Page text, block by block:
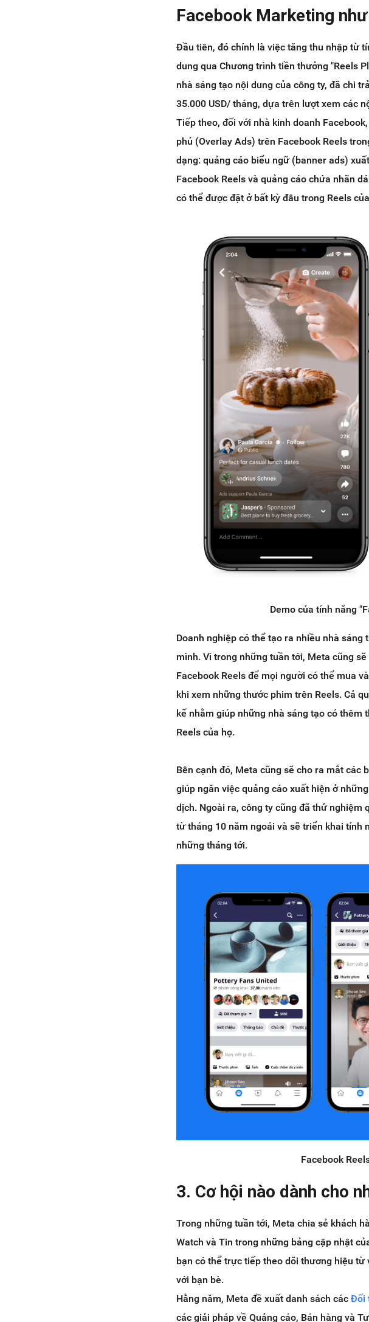
Facebook Marketing
Đầu tiên, đó chính là việc tăng thu nhập từ
dung qua Chương trình tiền thưởng "Reels
nhà sáng tạo nội dung của công ty, đã chi
35.000 USD/ tháng, dựa trên lượt xem các
Tiếp theo, đối với nhà kinh doanh
phủ (Overlay Ads) trên Facebook Reels
dạng: quảng cáo biểu ngữ (banner ads)
Facebook Reels và quảng cáo chứa nhãn
có thể được đặt ở bất kỳ đâu trong Reels
Demo của tính năng
Doanh nghiệp có thể tạo ra nhiều nhà
mình. Vì trong những tuần tới, Meta cũng
Facebook Reels để mọi người có thể mua
khi xem những thước phim trên Reels. Cả
kế nhằm giúp những nhà sáng tạo có thêm
Reels của họ.
Bên cạnh đó, Meta cũng sẽ cho ra mắt các
giúp ngăn việc quảng cáo xuất hiện ở
dịch. Ngoài ra, công ty cũng đã thử nghiệm
từ tháng 10 năm ngoái và sẽ triển khai tính
những tháng tới.
Facebook
3. Cơ hội nào dành cho
Trong những tuần tới, Meta chia sẻ khách
Watch và Tin trong những bảng cập nhật
bạn có thể trực tiếp theo dõi thương hiệu từ
với bạn bè.
Hằng năm, Meta đề xuất danh sách các Đối
các giải pháp về Quảng cáo, Bán hàng và